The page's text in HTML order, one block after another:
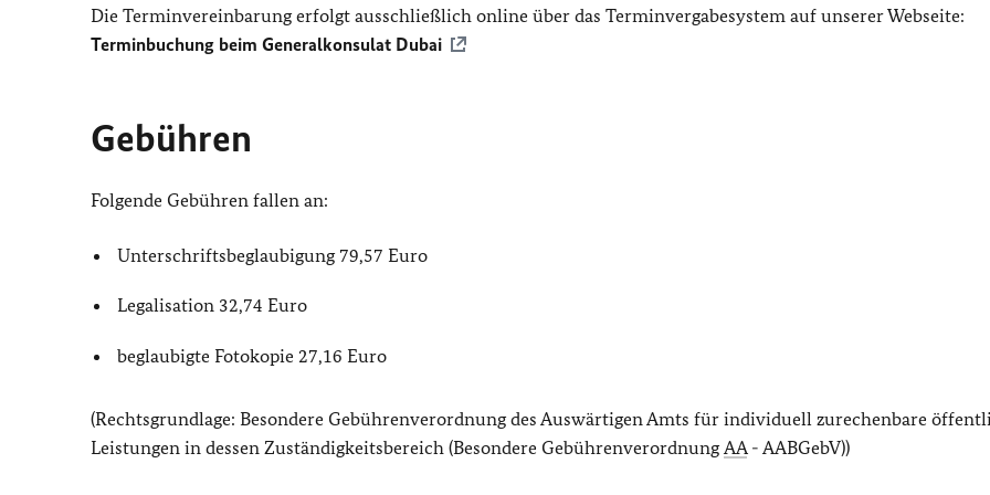
Die Terminvereinbarung erfolgt ausschließlich online über das Terminvergabesystem auf unserer Webseite:
Terminbuchung beim Generalkonsulat Dubai
Gebühren
Folgende Gebühren fallen an:
Unterschriftsbeglaubigung 79,57 Euro
Legalisation 32,74 Euro
beglaubigte Fotokopie 27,16 Euro
(Rechtsgrundlage: Besondere Gebührenverordnung des Auswärtigen Amts für individuell zurechenbare
Leistungen in dessen Zuständigkeitsbereich (Besondere Gebührenverordnung AA - AABGebV))